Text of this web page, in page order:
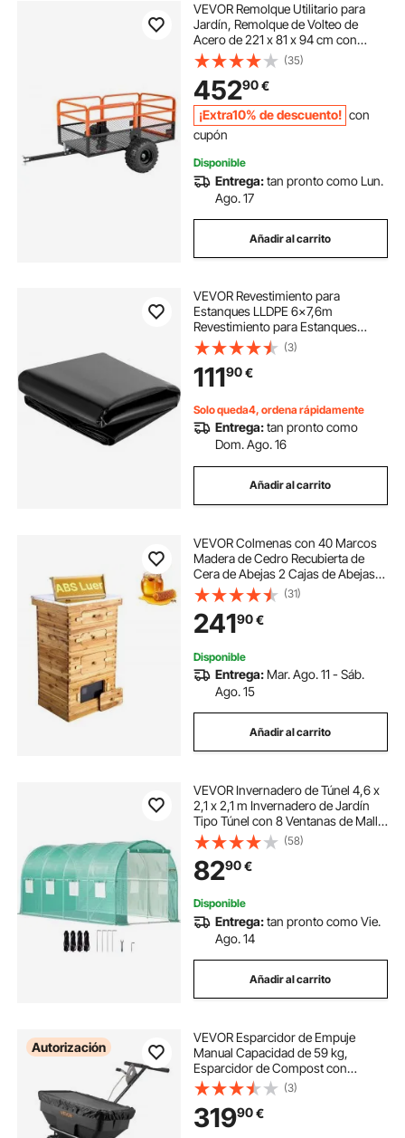
VEVOR Remolque Utilitario para
Jardín, Remolque de Volteo de
Acero de 221 x 81 x 94 cm con
Panel Trasero Extraíble, Carro de
Jardín Resistente para
Cortacésped, Tractor, Carga de
800,59 kg
(35)
45290€
¡Extra10% de descuento! con
cupón
Disponible
Entrega:tan pronto como Lun.
Ago. 17
Añadir al carrito
VEVOR Revestimiento para
Estanques LLDPE 6x7,6m
Revestimiento para Estanques
Grosor de 0,5mm Capa Plegable
Base de Membrana Fácil de Cortar
para Estanques de Peces, Juegos
Acuáticos, Cascadas, Fuentes
(3)
11190€
Solo queda4, ordena rápidamente
Entrega:tan pronto como
Dom. Ago. 16
Añadir al carrito
VEVOR Colmenas con 40 Marcos
Madera de Cedro Recubierta de
Cera de Abejas 2 Cajas de Abejas
Profundas y 2 Medianas con
Ventanas Acrílicas Transparentes
para Apicultores Principiantes y
Profesionales
(31)
24190€
Disponible
Entrega: Mar. Ago. 11 - Sáb.
Ago. 15
Añadir al carrito
VEVOR Invernadero de Túnel 4,6 x
2,1 x 2,1 m Invernadero de Jardín
Tipo Túnel con 8 Ventanas de Malla
Marco de Acero Invernadero
Caseta de Jardín Huerto Verde para
Cultivo de Plantas Flores Verduras
(58)
8290€
Disponible
Entrega:tan pronto como Vie.
Ago. 14
Añadir al carrito
Autorización
VEVOR Esparcidor de Empuje
Manual Capacidad de 59 kg,
Esparcidor de Compost con
Neumáticos y Tolva, Ancho de
Esparcimiento de 0 a 3,66 m para
Semillas y Fertilizantes, para Jardín,
Césped, Patio
(3)
31990€